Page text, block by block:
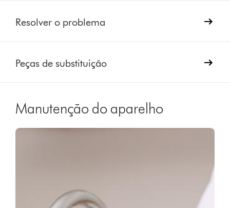
Resolver o problema
Peças de substituição
Manutenção do aparelho